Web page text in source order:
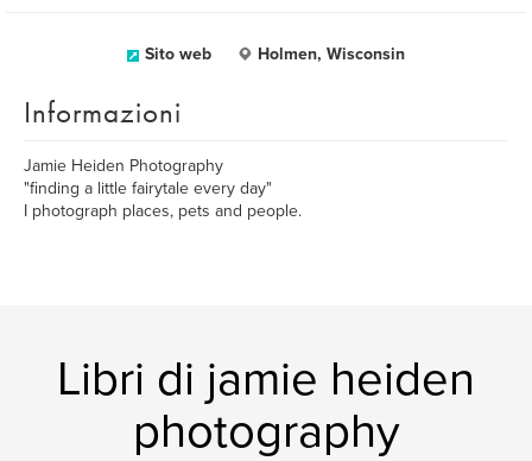
Sito web Holmen, Wisconsin
Informazioni
Jamie Heiden Photography
"finding a little fairytale every day"
I photograph places, pets and people.
Libri di jamie heiden
photography